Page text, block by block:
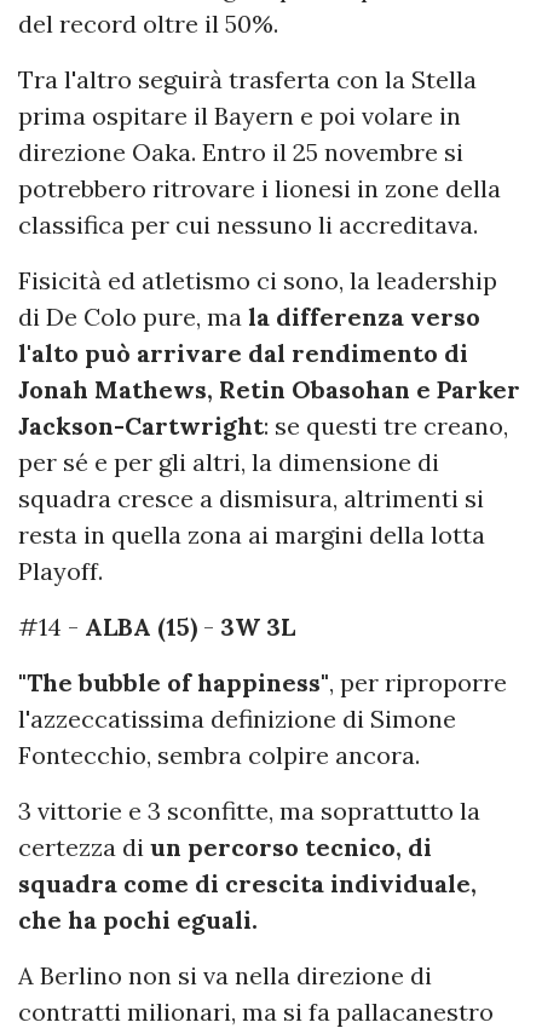
del record oltre il 50%.
Tra l'altro seguirà trasferta con la Stella
prima ospitare il Bayern e poi volare in
direzione Oaka. Entro il 25 novembre si
potrebbero ritrovare i lionesi in zone della
classifica per cui nessuno li accreditava.
Fisicità ed atletismo ci sono, la leadership
di De Colo pure, ma la differenza verso
l'alto può arrivare dal rendimento di
Jonah Mathews, Retin Obasohan e Parker
Jackson-Cartwright: se questi tre creano,
per sé e per gli altri, la dimensione di
squadra cresce a dismisura, altrimenti si
resta in quella zona ai margini della lotta
Playoff.
#14 - ALBA (15) - 3W 3L
"The bubble of happiness", per riproporre
l'azzeccatissima definizione di Simone
Fontecchio, sembra colpire ancora.
3 vittorie e 3 sconfitte, ma soprattutto la
certezza di un percorso tecnico, di
squadra come di crescita individuale,
che ha pochi eguali.
A Berlino non si va nella direzione di
contratti milionari, ma si fa pallacanestro